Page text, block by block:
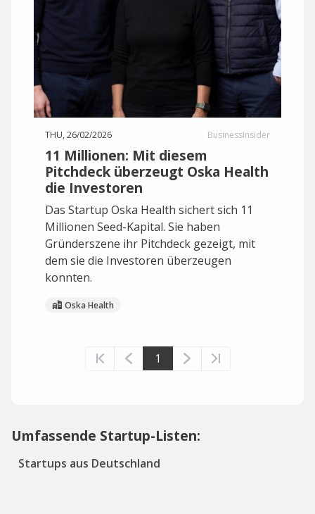
THU, 26/02/2026 BusinessInsider
11 Millionen: Mit diesem
Pitchdeck überzeugt Oska Health
die Investoren
Das Startup Oska Health sichert sich 11
Millionen Seed-Kapital. Sie haben
Gründerszene ihr Pitchdeck gezeigt, mit
dem sie die Investoren überzeugen
konnten.
Oska Health
1
Umfassende Startup-Listen:
Startups aus Deutschland